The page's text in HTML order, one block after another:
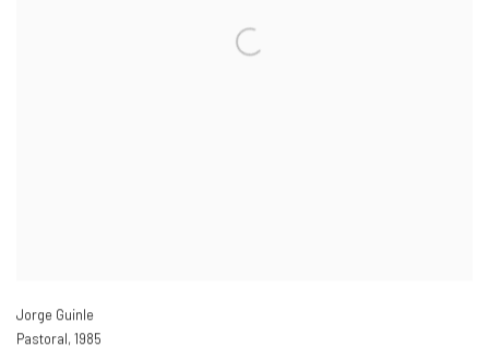
Jorge Guinle
Pastoral, 1985